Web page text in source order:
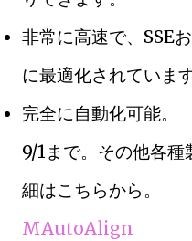
非常に高速で、SSE
に最適化されています
完全に自動化可能。
9/1まで。その他各
細はこちらから。
MAutoAlign